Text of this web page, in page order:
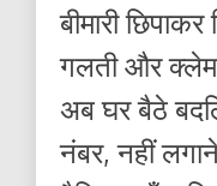
बीमारी
गलती और
अब घर बैठे
नंबर, नहीं